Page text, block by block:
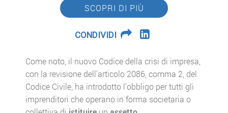
SCOPRI DI PIÙ
CONDIVIDI
Come noto, il nuovo Codice della crisi di impresa,
con la revisione dell’articolo 2086, comma 2, del
Codice Civile, ha introdotto l’obbligo per tutti gli
imprenditori che operano in forma societaria o